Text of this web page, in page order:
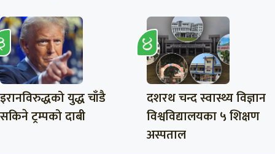
इरानविरुद्धको युद्ध चाँडै
सकिने ट्रम्पको दाबी
दशरथ चन्द स्वास्थ्य विज्ञान
विश्वविद्यालयका ५ शिक्षण
अस्पताल